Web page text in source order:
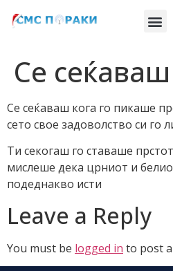
Се сеќаваш
Се сеќаваш кога го пикаше
сето свое задоволство си го
Ти секогаш го ставаше
мислеше дека црниот и
подеднакво исти
Leave a Reply
You must be logged in to post